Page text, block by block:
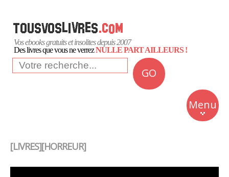
Vos ebooks gratuits et insolites depuis 2007
Des livres que vous ne verrezNULLE PART AILLEURS !
GO
Menu
Insolite
Business
[LIVRES][HORREUR]